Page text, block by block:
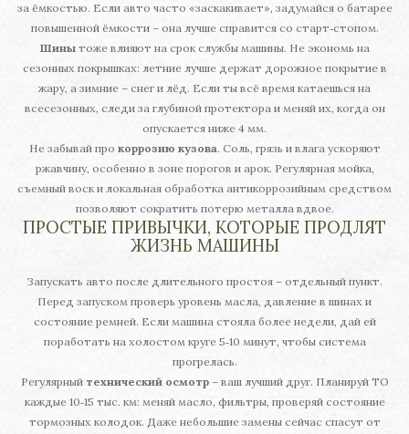
за ёмкостью. Если авто часто «заскакивает», задумайся о батарее
повышенной ёмкости – она лучше справится со старт‑стопом.
Шинытоже влияют на срок службы машины. Не экономь на
сезонных покрышках: летние лучше держат дорожное покрытие в
жару, а зимние – снег и лёд. Если ты всё время катаешься на
всесезонных, следи за глубиной протектора и меняй их, когда он
опускается ниже 4 мм.
Не забывай про коррозию кузова. Соль, грязь и влага ускоряют
ржавчину, особенно в зоне порогов и арок. Регулярная мойка,
съемный воск и локальная обработка антикоррозийным средством
позволяют сократить потерю металла вдвое.
ПРОСТЫЕ ПРИВЫЧКИ, КОТОРЫЕ ПРОДЛЯТ
ЖИЗНЬ МАШИНЫ
Запускать авто после длительного простоя – отдельный пункт.
Перед запуском проверь уровень масла, давление в шинах и
состояние ремней. Если машина стояла более недели, дай ей
поработать на холостом круге 5‑10 минут, чтобы система
прогрелась.
Регулярный технический осмотр– ваш лучший друг. Планируй ТО
каждые 10‑15 тыс. км: меняй масло, фильтры, проверяй состояние
тормозных колодок. Даже небольшие замены сейчас спасут от